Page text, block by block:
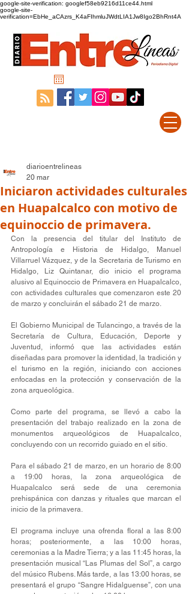
google-site-verification: googlef58eb9216d11ce44.html
google-site-
verification=EbHe_aCAzrs_K4aFIhmluJWdtLIA1Jw8Igo2BhRnt4A
Iniciaron actividades culturales
en Huapalcalco con motivo de
equinoccio de primavera.
diarioentrelineas
20 mar
Con la presencia del titular del Instituto de
Antropología e Historia de Hidalgo, Manuel
Villarruel Vázquez, y de la Secretaria de Turismo en
Hidalgo, Liz Quintanar, dio inicio el programa
alusivo al Equinoccio de Primavera en Huapalcalco,
con actividades culturales que comenzaron este 20
de marzo y concluirán el sábado 21 de marzo.
El Gobierno Municipal de Tulancingo, a través de la
Secretaría de Cultura, Educación, Deporte y
Juventud, informó que las actividades están
diseñadas para promover la identidad, la tradición y
el turismo en la región, iniciando con acciones
enfocadas en la protección y conservación de la
zona arqueológica.
Como parte del programa, se llevó a cabo la
presentación del trabajo realizado en la zona de
monumentos arqueológicos de Huapalcalco,
concluyendo con un recorrido guiado en el sitio.
Para el sábado 21 de marzo, en un horario de 8:00
a 19:00 horas, la zona arqueológica de
Huapalcalco será sede de una ceremonia
prehispánica con danzas y rituales que marcan el
inicio de la primavera.
El programa incluye una ofrenda floral a las 8:00
horas; posteriormente, a las 10:00 horas,
ceremonias a la Madre Tierra; y a las 11:45 horas, la
presentación musical “Las Plumas del Sol”, a cargo
del músico Rubens. Más tarde, a las 13:00 horas, se
presentará el grupo “Sangre Hidalguense”, con una